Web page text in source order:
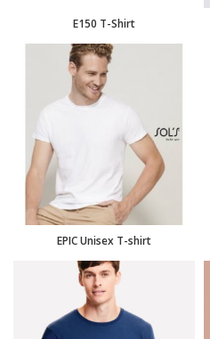
E150 T-Shirt
EPIC Unisex T-shirt